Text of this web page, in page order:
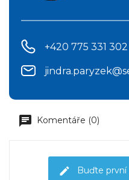
+420 775 331 302
Komentáře (0)
Buďte první